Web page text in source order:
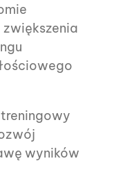
wyników